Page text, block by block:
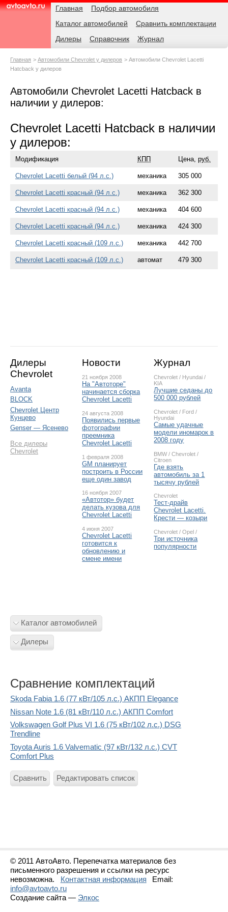
AvtoAvto.ru
Навигация Главная
Подбор автомобиля
Каталог автомобилей
Сравнить комплектации
Дилеры
Справочник Журнал
Родительские
Главная Автомобили Chevrolet у дилеров
Автомобили Chevrolet Lacetti
Hatcback у дилеров
Автомобили Chevrolet Lacetti Hatcback в
наличии у дилеров:
Chevrolet Lacetti Hatcback в наличии
у дилеров:
Модификация КПП Цена, руб.
Chevrolet Lacetti белый (94 л.с.) механика 305 000
Chevrolet Lacetti красный (94 л.с.) механика 362 300
Chevrolet Lacetti красный (94 л.с.) механика 404 600
Chevrolet Lacetti красный (94 л.с.) механика 424 300
Chevrolet Lacetti красный (109 л.с.) механика 442 700
Chevrolet Lacetti красный (109 л.с.) автомат 479 300
Дилеры
Chevrolet
Avanta
BLOCK
Chevrolet Центр
Кунцево
Genser — Ясенево
Все дилеры
Chevrolet
Новости
21 ноября 2008
На "Автоторе"
начинается сборка
Chevrolet Lacetti
24 августа 2008
Появились первые
фотографии
преемника
Chevrolet Lacetti
1 февраля 2008
GM планирует
построить в России
еще один завод
16 ноября 2007
«Автотор» будет
делать кузова для
Chevrolet Lacetti
4 июня 2007
Chevrolet Lacetti
готовится к
обновлению и
смене имени
Журнал
Chevrolet / Hyundai /
KIA
Лучшие седаны до
500 000 рублей
Chevrolet / Ford /
Hyundai
Самые удачные
модели иномарок в
2008 году
BMW /Chevrolet /
Citroen
Где взять
автомобиль за 1
тысячу рублей
Chevrolet
Тест-драйв
Chevrolet Lacetti.
Крести — козыри
Chevrolet /Opel /
Три источника
популярности
Каталог автомобилей
Дилеры
Сравнение комплектаций
Skoda Fabia 1.6 (77 кВт/105 л.с.) АКПП Elegance
Nissan Note 1.6 (81 кВт/110 л.с.) АКПП Comfort
Volkswagen Golf Plus VI 1.6 (75 кВт/102 л.с.) DSG
Trendline
Toyota Auris 1.6 Valvematic (97 кВт/132 л.с.) CVT
Comfort Plus
Сравнить Редактировать список
© 2011 АвтоАвто. Перепечатка материалов без
письменного разрешения и ссылки на ресурс
невозможна.
Контактная информация
Email:
info@avtoavto.ru
Создание сайта — Элкос